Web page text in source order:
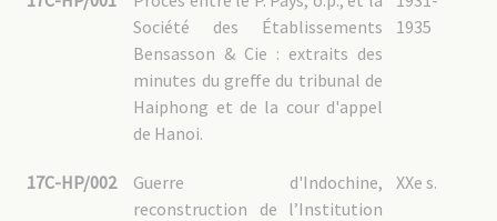
1935
Société des Établissements
Bensasson & Cie : extraits des
minutes du greffe du tribunal de
Haiphong et de la cour d'appel
de Hanoi.
17C-HP/002 XXe s.
Guerre d'Indochine,
reconstruction de l’Institution